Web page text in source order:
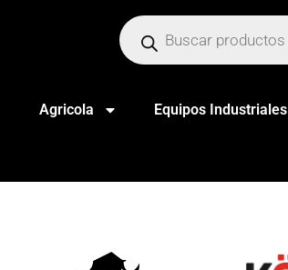
Agricola Equipos Industriales